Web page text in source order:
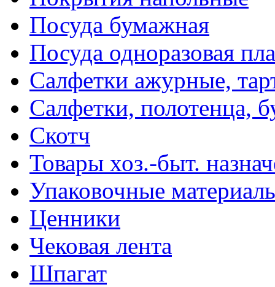
Посуда бумажная
Посуда одноразовая
Салфетки ажурные,
Салфетки, полотенца,
Скотч
Товары хоз.-быт.
Упаковочные
Ценники
Чековая лента
Шпагат